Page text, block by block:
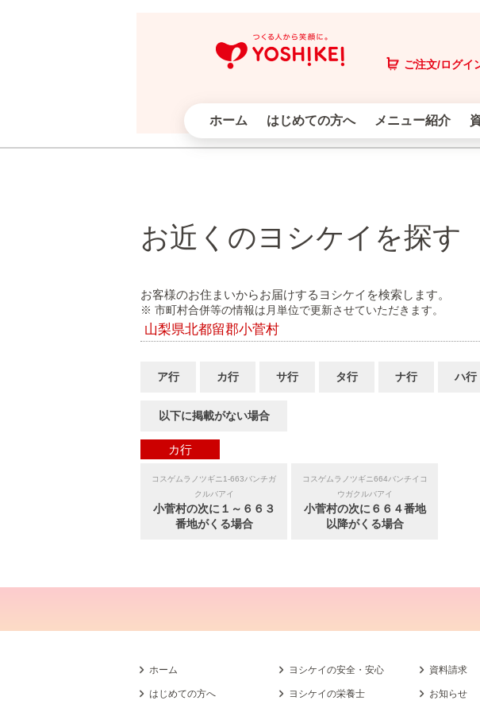
ご注文/ログイ
ホーム はじめての方へ メニュー紹介
お近くのヨシケイを探す
お客様のお住まいからお届けするヨシケイを検索します。
※ 市町村合併等の情報は月単位で更新させていただきます。
山梨県北都留郡小菅村
ア行 カ行 サ行 タ行 ナ行 ハ行
以下に掲載がない場合
カ行
コスゲムラノツギニ1-663バンチガ
クルバアイ
小菅村の次に１～６６３
番地がくる場合
コスゲムラノツギニ664バンチイコ
ウガクルバアイ
小菅村の次に６６４番地
以降がくる場合
ホーム
はじめての方へ
ヨシケイの安全・安心
ヨシケイの栄養士
資料請求
お知らせ